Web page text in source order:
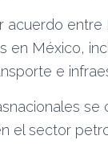
acuerdo
en México,
e
el sector